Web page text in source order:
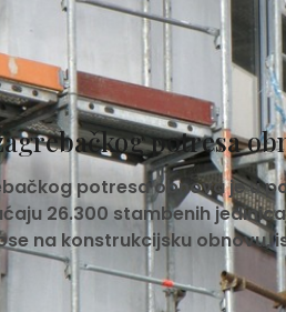
potresa
potresa obnova je u
26.300 stambenih
na konstrukcijsku obnovu,